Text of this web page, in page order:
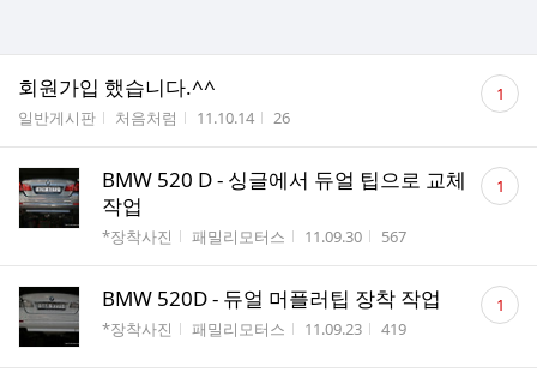
회원가입 했습니다.^^
게시판명
일반게시판 작성자
처음처럼 작성시간
11.10.14 조회수
26
댓
글 1
BMW 520 D - 싱글에서 듀얼 팁으로 교체
작업
게시판명
*장착사진 작성자
패밀리모터스 작성시간
11.09.30 조회수
567
댓
글 1
BMW 520D - 듀얼 머플러팁 장착 작업
게시판명
*장착사진 작성자
패밀리모터스 작성시간
11.09.23 조회수
419
댓
글 1